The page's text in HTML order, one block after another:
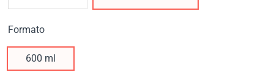
Formato
600 ml